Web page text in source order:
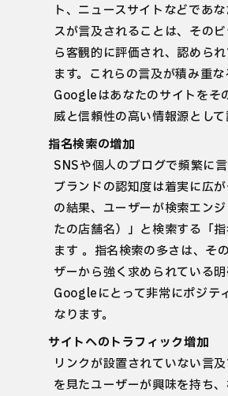
ト、ニュースサイトなどであ
スが言及されることは、その
ら客観的に評価され、認めら
ます。これらの言及が積み重な
Googleはあなたのサイトをそ
威と信頼性の高い情報源として
指名検索の増加
SNSや個人のブログで頻繁に言
ブランドの認知度は着実に広
の結果、ユーザーが検索エン
たの店舗名）」と検索する「
ます 。指名検索の多さは、そ
ザーから強く求められている明
Googleにとって非常にポジテ
なります。
サイトへのトラフィック増加
リンクが設置されていない言
を見たユーザーが興味を持ち